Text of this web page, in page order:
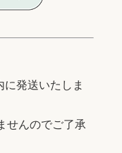
発送いたしま
せんのでご了承